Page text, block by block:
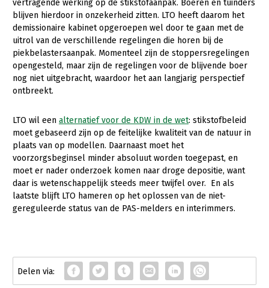
Bomen, vaste planten en zomerbloemen
Fruitteelt
Glastuinbouw
Paddenstoelen
Vollegrondsgroente
Multifunctionele landbouw
Multifunctioneel
Vrouw en Bedrijf
Onderwerpen
Nieuws
Webinars
Over LTO
vertragende werking op de stikstofaanpak. Boeren en tuinders
blijven hierdoor in onzekerheid zitten. LTO heeft daarom het
demissionaire kabinet opgeroepen wel door te gaan met de
uitrol van de verschillende regelingen die horen bij de
piekbelastersaanpak. Momenteel zijn de stoppersregelingen
opengesteld, maar zijn de regelingen voor de blijvende boer
nog niet uitgebracht, waardoor het aan langjarig perspectief
ontbreekt.
LTO wil een alternatief voor de KDW in de wet: stikstofbeleid
moet gebaseerd zijn op de feitelijke kwaliteit van de natuur in
plaats van op modellen. Daarnaast moet het
voorzorgsbeginsel minder absoluut worden toegepast, en
moet er nader onderzoek komen naar droge depositie, want
daar is wetenschappelijk steeds meer twijfel over. En als
laatste blijft LTO hameren op het oplossen van de niet-
gereguleerde status van de PAS-melders en interimmers.